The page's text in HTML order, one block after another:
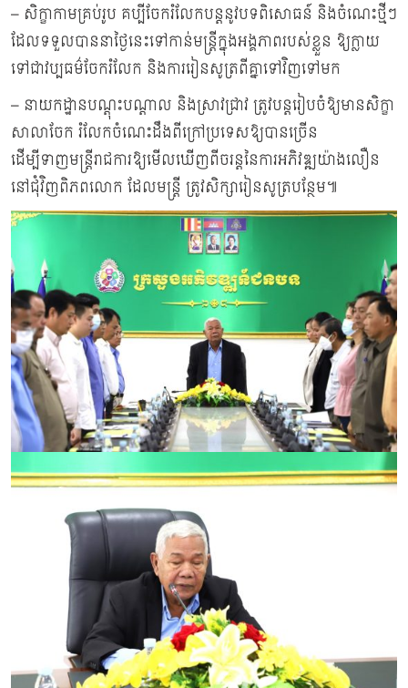
– សិក្ខាកាមគ្រប់រូប គប្បីចែករំលែកបន្តនូវបទពិសោធន៍ និងចំណេះថ្មីៗ
ដែលទទួលបាននាថ្ងៃនេះទៅកាន់មន្រ្តីក្នុងអង្គភាពរបស់ខ្លួន ឱ្យក្លាយ
ទៅជាវប្បធម៌ចែករំលែក និងការរៀនសូត្រពីគ្នាទៅវិញទៅមក
– នាយកដ្ឋានបណ្តុះបណ្តាល និងស្រាវជ្រាវ ត្រូវបន្ដរៀបចំឱ្យមានសិក្ខា
សាលាចែក រំលែកចំណេះដឹងពីក្រៅប្រទេសឱ្យបានច្រើន
ដើម្បីទាញមន្រ្តីរាជការឱ្យមើលឃើញពីចរន្តនៃការអភិវឌ្ឍយ៉ាងលឿន
នៅជុំវិញពិភពលោក ដែលមន្រ្តី ត្រូវសិក្សារៀនសូត្របន្ថែម៕